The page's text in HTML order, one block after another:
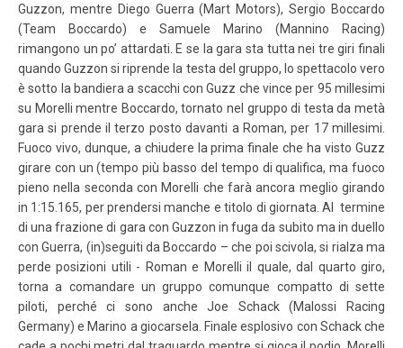
Guzzon, mentre Diego Guerra (Mart Motors), Sergio Boccardo
(Team Boccardo) e Samuele Marino (Mannino Racing)
rimangono un po’ attardati. E se la gara sta tutta nei tre giri finali
quando Guzzon si riprende la testa del gruppo, lo spettacolo vero
è sotto la bandiera a scacchi con Guzz che vince per 95 millesimi
su Morelli mentre Boccardo, tornato nel gruppo di testa da metà
gara si prende il terzo posto davanti a Roman, per 17 millesimi.
Fuoco vivo, dunque, a chiudere la prima finale che ha visto Guzz
girare con un (tempo più basso del tempo di qualifica, ma fuoco
pieno nella seconda con Morelli che farà ancora meglio girando
in 1:15.165, per prendersi manche e titolo di giornata. Al termine
di una frazione di gara con Guzzon in fuga da subito ma in duello
con Guerra, (in)seguiti da Boccardo – che poi scivola, si rialza ma
perde posizioni utili - Roman e Morelli il quale, dal quarto giro,
torna a comandare un gruppo comunque compatto di sette
piloti, perché ci sono anche Joe Schack (Malossi Racing
Germany) e Marino a giocarsela. Finale esplosivo con Schack che